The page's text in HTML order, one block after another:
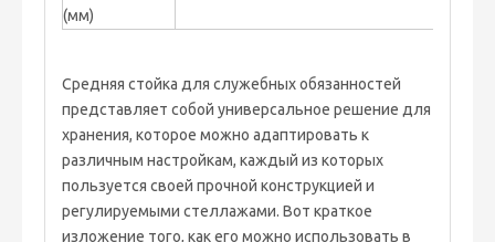
(мм)
Средняя стойка для служебных обязанностей
представляет собой универсальное решение для
хранения, которое можно адаптировать к
различным настройкам, каждый из которых
пользуется своей прочной конструкцией и
регулируемыми стеллажами. Вот краткое
изложение того, как его можно использовать в